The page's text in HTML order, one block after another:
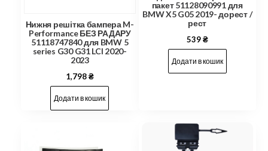
Нижня решітка бампера M-
Performance БЕЗ РАДАРУ
51118747840 для BMW 5
series G30 G31 LCI 2020-
2023
1,798₴
Додати в кошик
пакет 51128090991 для
BMW X5 G05 2019- дорест /
рест
539₴
Додати в кошик